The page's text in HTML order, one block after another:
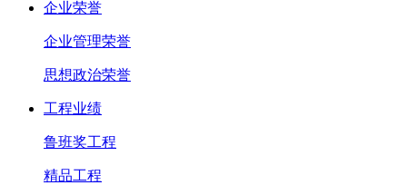
企业荣誉
企业管理荣誉
思想政治荣誉
工程业绩
鲁班奖工程
精品工程